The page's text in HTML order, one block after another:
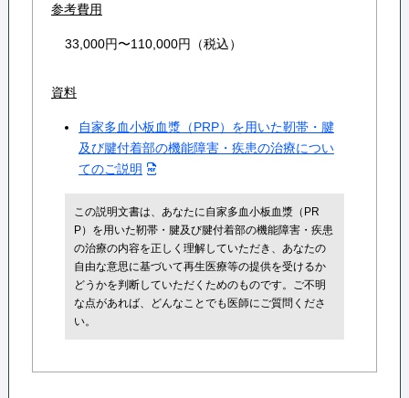
参考費用
33,000円〜110,000円（税込）
資料
自家多血小板血漿（PRP）を用いた靭帯・腱
及び腱付着部の機能障害・疾患の治療につい
てのご説明
この説明文書は、あなたに自家多血小板血漿（PR
P）を用いた靭帯・腱及び腱付着部の機能障害・疾患
の治療の内容を正しく理解していただき、あなたの
自由な意思に基づいて再生医療等の提供を受けるか
どうかを判断していただくためのものです。ご不明
な点があれば、どんなことでも医師にご質問くださ
い。